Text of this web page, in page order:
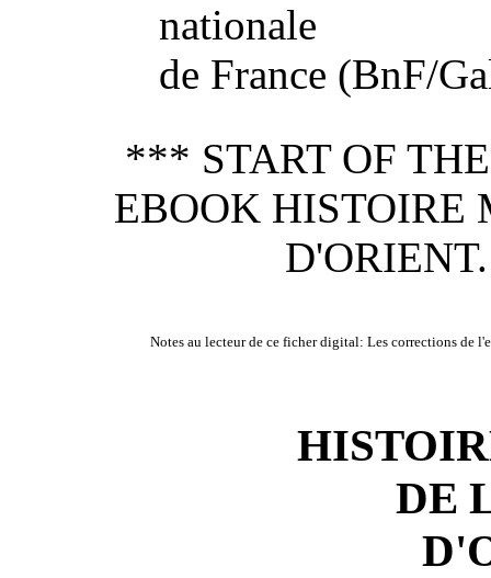
nationale
de France (BnF/
*** START OF
EBOOK HISTOIRE
Notes au lecteur de ce ficher digital: Les corrections de
DE